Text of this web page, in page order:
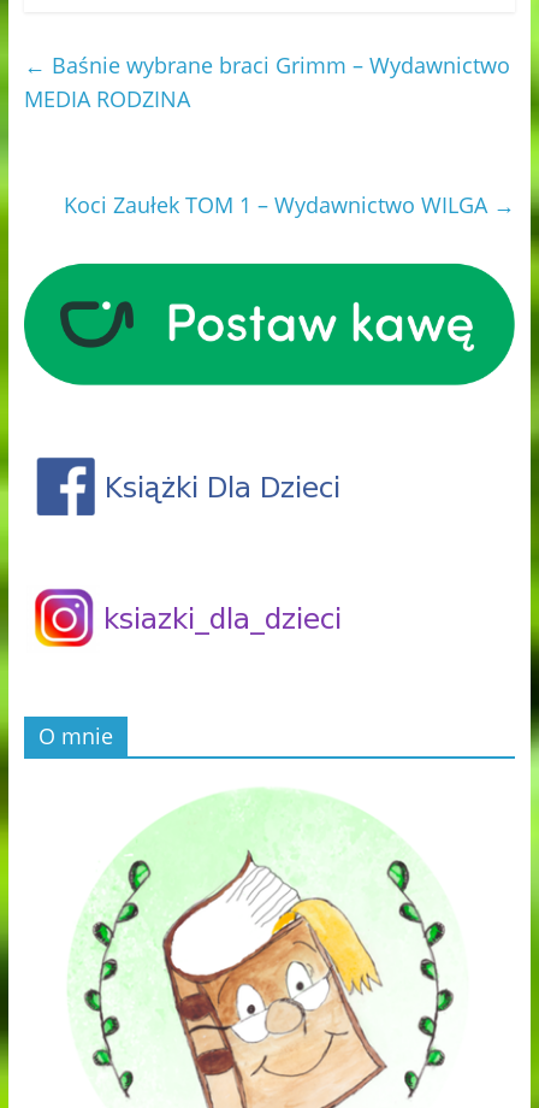
← Baśnie wybrane braci Grimm – Wydawnictwo
MEDIA RODZINA
Koci Zaułek TOM 1 – Wydawnictwo WILGA →
O mnie